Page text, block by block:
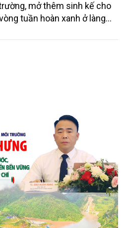
mở thêm sinh kế cho
tuần hoàn xanh ở làng
được thị trường trong nước